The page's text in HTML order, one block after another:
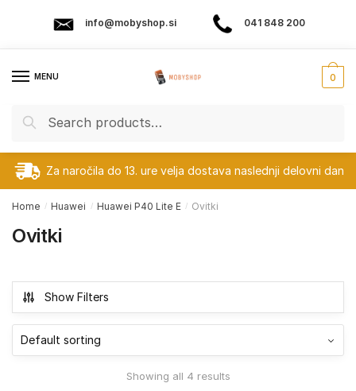
navigation
content
info@mobyshop.si 041 848 200
MENU
Search
Search
0
Za naročila do 13. ure velja dostava naslednji delovni dan
Home / Huawei / Huawei P40 Lite E / Ovitki
Ovitki
Show Filters
Showing all 4 results